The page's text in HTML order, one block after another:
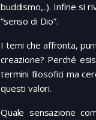
buddismo,..). Infine si
“senso di Dio”.
I temi che affronta,
creazione? Perché
termini filosofici ma
questi valori.
Quale sensazione